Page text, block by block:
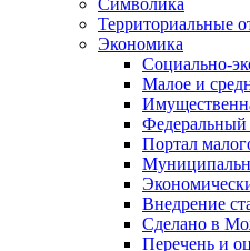
Территориальные
Экономика
Социально-
Малое и
Федеральный
Портал
Внедрение
Сделано в
Перечень и